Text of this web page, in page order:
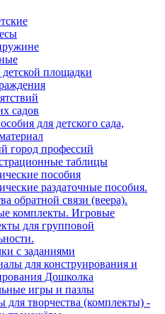
площадки
садов
для детского сада,
город профессий
таблицы
пособия
раздаточные пособия.
обратной связи (веера).
комплекты. Игровые
для групповой
с заданиями
для конструирования и
Дошколка
игры и пазлы
для творчества (комплекты) -